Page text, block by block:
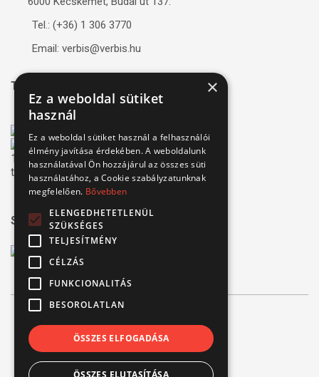
Tel.: (+36) 1 306 3770
Email: verbis@verbis.hu
Tanúsítványaink
Széchenyi 2020
© Verbis Kft 2026
ÁSZF
×
Ez a weboldal sütiket
használ
Ez a weboldal sütiket használ a felhasználói
élmény javítása érdekében. A weboldalunk
használatával Ön hozzájárul az összes süti
használatához, a Cookie szabályzatunknak
megfelelően. Bővebben
ELENGEDHETETLENÜL
SZÜKSÉGES
TELJESÍTMÉNY
CÉLZÁS
FUNKCIONALITÁS
BESOROLATLAN
ÖSSZES ELFOGADÁSA
ÖSSZES ELUTASÍTÁSA